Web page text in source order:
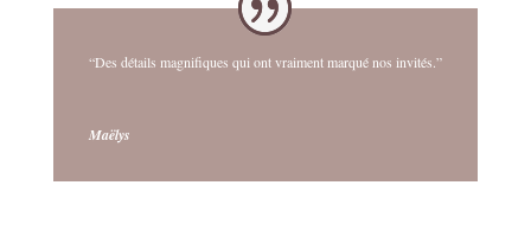
“Des détails magnifiques qui ont vraiment marqué nos invités.”
Maëlys